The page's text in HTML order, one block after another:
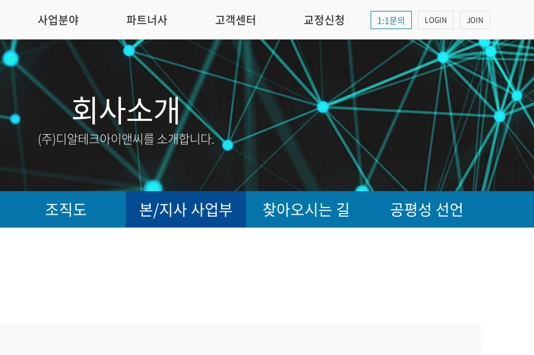
1:1문의 LOGIN JOIN
사업분야 파트너사 고객센터 교정신청
회사소개
(주)디알테크아이앤씨를 소개합니다.
조직도 본/지사 사업부 찾아오시는 길 공평성 선언